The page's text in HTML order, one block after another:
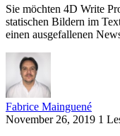
Sie möchten 4D Write
statischen Bildern im
einen ausgefallenen
Fabrice Mainguené
November 26, 2019 1